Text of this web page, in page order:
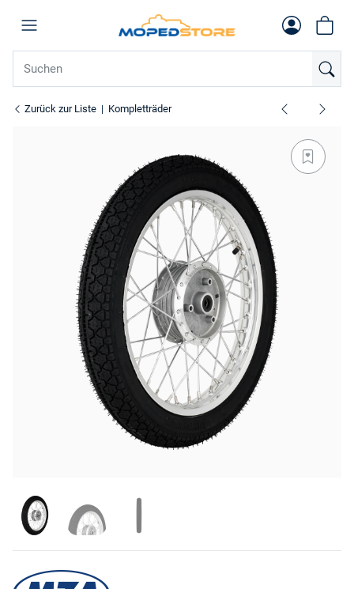
Zurück zur Liste Kompletträder